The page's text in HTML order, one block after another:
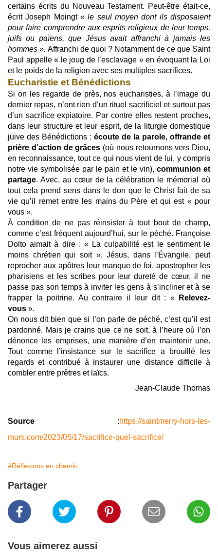
certains écrits du Nouveau Testament. Peut-être était-ce,
écrit Joseph Moingt «le seul moyen dont ils disposaient
pour faire comprendre aux esprits religieux de leur temps,
juifs ou païens, que Jésus avait affranchi à jamais les
hommes ». Affranchi de quoi ? Notamment de ce que Saint
Paul appelle « le joug de l’esclavage » en évoquant la Loi
et le poids de la religion avec ses multiples sacrifices.
Eucharistie et Bénédictions
Si on les regarde de près, nos eucharisties, à l’image du
dernier repas, n’ont rien d’un rituel sacrificiel et surtout pas
d’un sacrifice expiatoire. Par contre elles restent proches,
dans leur structure et leur esprit, de la liturgie domestique
juive des Bénédictions : écoute de la parole, offrande et
prière d’action de grâces (où nous retournons vers Dieu,
en reconnaissance, tout ce qui nous vient de lui, y compris
notre vie symbolisée par le pain et le vin), communion et
partage. Avec, au cœur de la célébration le mémorial où
tout cela prend sens dans le don que le Christ fait de sa
vie qu’il remet entre les mains du Père et qui est « pour
vous ».
À condition de ne pas réinsister à tout bout de champ,
comme c’est fréquent aujourd’hui, sur le péché. Françoise
Dolto aimait à dire : « La culpabilité est le sentiment le
moins chrétien qui soit ». Jésus, dans l’Évangile, peut
reprocher aux apôtres leur manque de foi, apostropher les
pharisiens et les scribes pour leur dureté de cœur, il ne
passe pas son temps à inviter les gens à s’incliner et à se
frapper la poitrine. Au contraire il leur dit : «
Relevez-
vous ».
On nous dit bien que si l’on parle de péché, c’est qu’il est
pardonné. Mais je crains que ce ne soit, à l’heure où l’on
dénonce les emprises, une manière d’en maintenir une.
Tout comme l’insistance sur le sacrifice a brouillé les
regards et contribué à instaurer une distance difficile à
combler entre prêtres et laïcs.
Jean-Claude Thomas
Source :https://saintmerry-hors-les-
murs.com/2023/05/17/sacrifice-quel-sacrifice/
#Réflexions en chemin
Partager
Vous aimerez aussi